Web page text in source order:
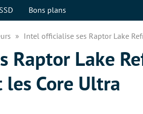
SSD Bons plans
Intel officialise ses Raptor Lake
Raptor Lake
les Core Ultra